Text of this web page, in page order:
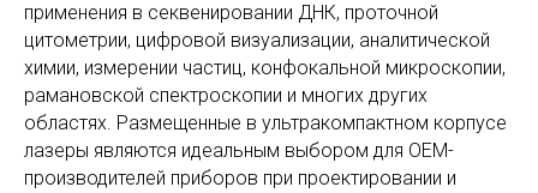
применения в секвенировании ДНК, проточной
цитометрии, цифровой визуализации, аналитической
химии, измерении частиц, конфокальной микроскопии,
рамановской спектроскопии и многих других
областях. Размещенные в ультракомпактном корпусе
лазеры являются идеальным выбором для OEM-
производителей приборов при проектировании и